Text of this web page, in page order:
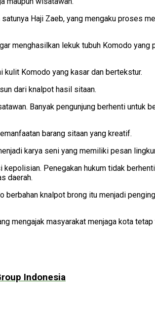
Haji Zaeb, yang mengaku proses
menghasilkan lekuk tubuh Komodo
kulit Komodo yang kasar dan bertekstur.
dari knalpot hasil sitaan.
Banyak pengunjung berhenti untuk
barang sitaan yang kreatif.
karya seni yang memiliki pesan
Penegakan hukum tidak
daerah.
knalpot brong itu menjadi
mengajak masyarakat menjaga kota
Indonesia